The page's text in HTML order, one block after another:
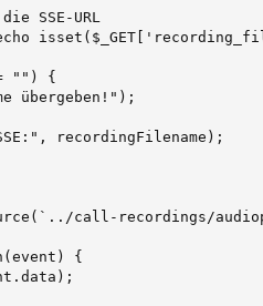
SSE-URL
"") {
übergeben!");
recordingFilename);
call-recordings/
{